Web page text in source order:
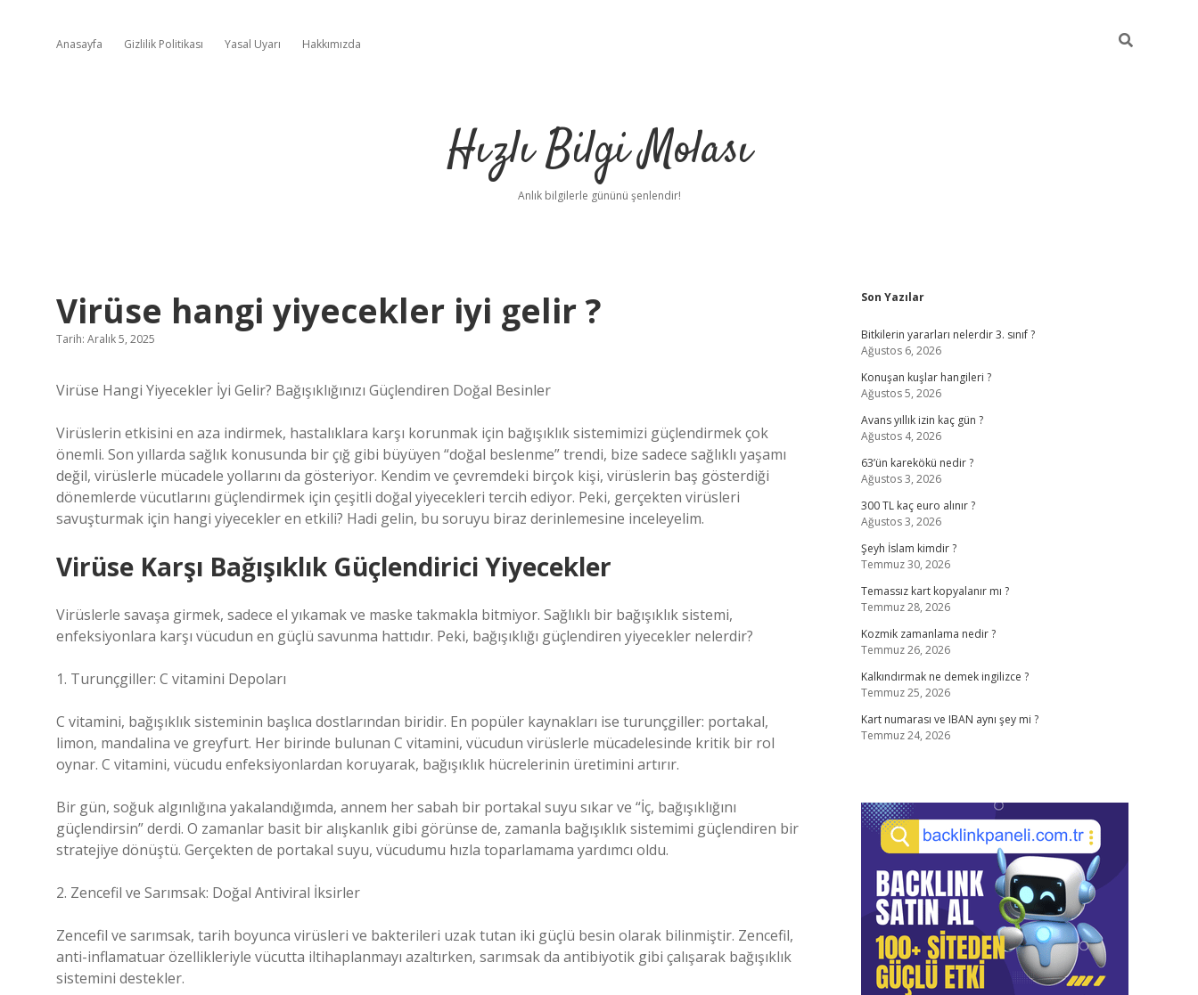
Anasayfa Gizlilik Politikası Yasal Uyarı Hakkımızda
Hızlı Bilgi Molası
Anlık bilgilerle gününü şenlendir!
Virüse hangi yiyecekler iyi gelir ?
Tarih: Aralık 5, 2025
Virüse Hangi Yiyecekler İyi Gelir? Bağışıklığınızı Güçlendiren Doğal Besinler
Virüslerin etkisini en aza indirmek, hastalıklara karşı korunmak için bağışıklık sistemimizi güçlendirmek çok
önemli. Son yıllarda sağlık konusunda bir çığ gibi büyüyen “doğal beslenme” trendi, bize sadece sağlıklı yaşamı
değil, virüslerle mücadele yollarını da gösteriyor. Kendim ve çevremdeki birçok kişi, virüslerin baş gösterdiği
dönemlerde vücutlarını güçlendirmek için çeşitli doğal yiyecekleri tercih ediyor. Peki, gerçekten virüsleri
savuşturmak için hangi yiyecekler en etkili? Hadi gelin, bu soruyu biraz derinlemesine inceleyelim.
Virüse Karşı Bağışıklık Güçlendirici Yiyecekler
Virüslerle savaşa girmek, sadece el yıkamak ve maske takmakla bitmiyor. Sağlıklı bir bağışıklık sistemi,
enfeksiyonlara karşı vücudun en güçlü savunma hattıdır. Peki, bağışıklığı güçlendiren yiyecekler nelerdir?
1. Turunçgiller: C vitamini Depoları
C vitamini, bağışıklık sisteminin başlıca dostlarından biridir. En popüler kaynakları ise turunçgiller: portakal,
limon, mandalina ve greyfurt. Her birinde bulunan C vitamini, vücudun virüslerle mücadelesinde kritik bir rol
oynar. C vitamini, vücudu enfeksiyonlardan koruyarak, bağışıklık hücrelerinin üretimini artırır.
Bir gün, soğuk algınlığına yakalandığımda, annem her sabah bir portakal suyu sıkar ve “İç, bağışıklığını
güçlendirsin” derdi. O zamanlar basit bir alışkanlık gibi görünse de, zamanla bağışıklık sistemimi güçlendiren bir
stratejiye dönüştü. Gerçekten de portakal suyu, vücudumu hızla toparlamama yardımcı oldu.
2. Zencefil ve Sarımsak: Doğal Antiviral İksirler
Zencefil ve sarımsak, tarih boyunca virüsleri ve bakterileri uzak tutan iki güçlü besin olarak bilinmiştir. Zencefil,
anti-inflamatuar özellikleriyle vücutta iltihaplanmayı azaltırken, sarımsak da antibiyotik gibi çalışarak bağışıklık
sistemini destekler.
Sidebar
Son Yazılar
Bitkilerin yararları nelerdir 3. sınıf ?
Ağustos 6, 2026
Konuşan kuşlar hangileri ?
Ağustos 5, 2026
Avans yıllık izin kaç gün ?
Ağustos 4, 2026
63’ün karekökü nedir ?
Ağustos 3, 2026
300 TL kaç euro alınır ?
Ağustos 3, 2026
Şeyh İslam kimdir ?
Temmuz 30, 2026
Temassız kart kopyalanır mı ?
Temmuz 28, 2026
Kozmik zamanlama nedir ?
Temmuz 26, 2026
Kalkındırmak ne demek ingilizce ?
Temmuz 25, 2026
Kart numarası ve IBAN aynı şey mi ?
Temmuz 24, 2026